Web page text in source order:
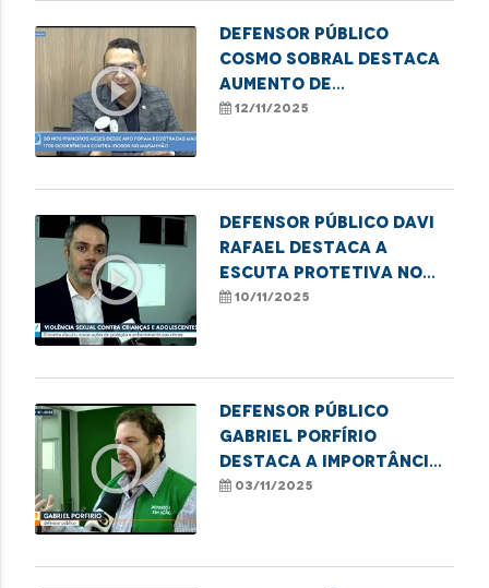
play_circle_outline
Defensor Público
Cosmo Sobral destaca
aumento de
atendimentos por
12/11/2025
play_circle_outline
Defensor Público Davi
Rafael destaca a
escuta protetiva no
combate à violência
10/11/2025
play_circle_outline
Defensor público
Gabriel Porfírio
destaca a importância
da Semana Nacional da
03/11/2025